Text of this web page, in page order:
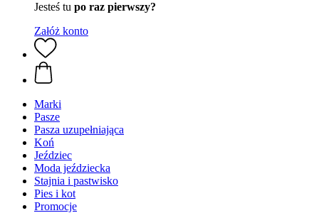
Jesteś tu po raz pierwszy?
Załóż konto
Marki
Pasze
Pasza uzupełniająca
Koń
Jeździec
Moda jeździecka
Stajnia i pastwisko
Pies i kot
Promocje